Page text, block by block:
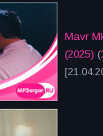
Mavr
(2025) (